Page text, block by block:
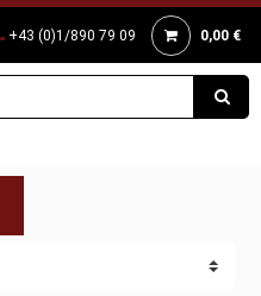
+43 (0)1/890 79 09 0,00 €